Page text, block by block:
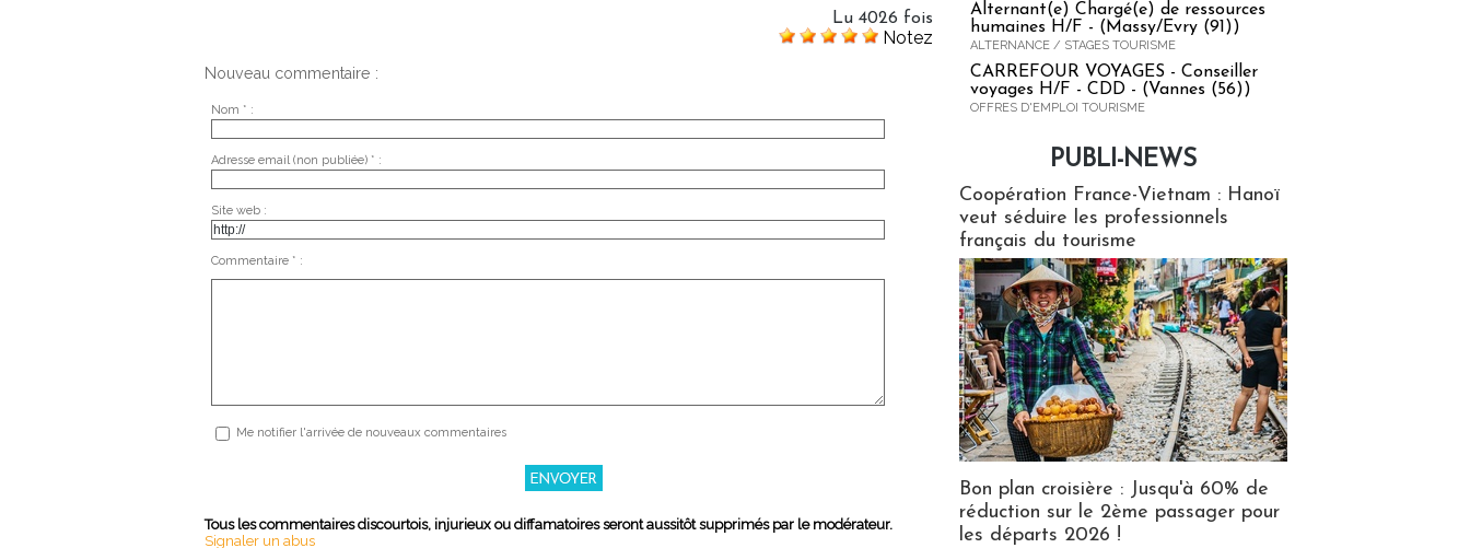
Lu 4026 fois
Notez
Nouveau commentaire :
Nom * :
Adresse email (non publiée) * :
Site web :
Commentaire * :
Me notifier l'arrivée de nouveaux commentaires
Tous les commentaires discourtois, injurieux ou diffamatoires seront aussitôt supprimés par le modérateur.
Signaler un abus
Alternant(e) Chargé(e) de ressources
humaines H/F - (Massy/Evry (91))
ALTERNANCE / STAGES TOURISME
CARREFOUR VOYAGES - Conseiller
voyages H/F - CDD - (Vannes (56))
OFFRES D'EMPLOI TOURISME
PUBLI-NEWS
Coopération France-Vietnam : Hanoï
veut séduire les professionnels
français du tourisme
Bon plan croisière : Jusqu'à 60% de
réduction sur le 2ème passager pour
les départs 2026 !